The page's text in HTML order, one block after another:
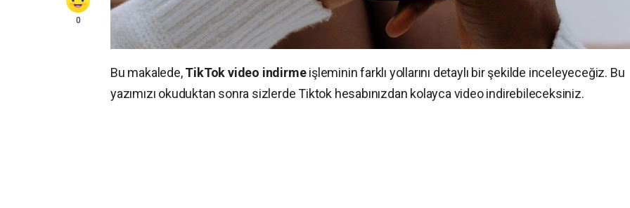
0
Bu makalede,TikTok video indirmeişleminin farklı yollarını detaylı bir şekilde inceleyeceğiz. Bu
yazımızı okuduktan sonra sizlerde Tiktok hesabınızdan kolayca video indirebileceksiniz.